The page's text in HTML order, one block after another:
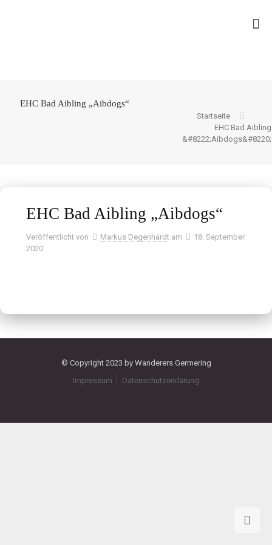
EHC Bad Aibling „Aibdogs“
Startseite
EHC Bad Aibling
&#8222;Aibdogs&#8220;
EHC Bad Aibling „Aibdogs“
Veröffentlicht von Markus Degenhardt am
18. September
2020
© Copyright 2023 by Wanderers Germering
Impressum
Datenschutzerklärung